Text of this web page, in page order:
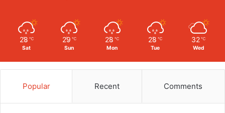
28 ℃
Sat
29 ℃
Sun
28 ℃
Mon
28 ℃
Tue
32 ℃
Wed
Popular Recent Comments